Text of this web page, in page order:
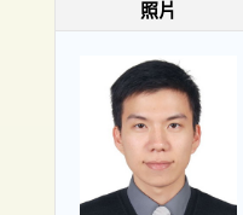
照片